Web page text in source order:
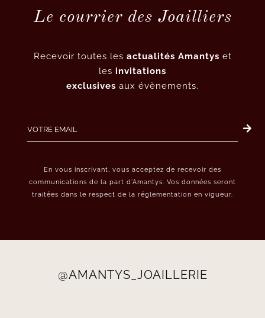
Le courrier des Joailliers
Recevoir toutes les actualités Amantys et
les invitations
exclusives aux évènements.
En vous inscrivant, vous acceptez de recevoir des
communications de la part d’Amantys. Vos données seront
traitées dans le respect de la réglementation en vigueur.
@AMANTYS_JOAILLERIE